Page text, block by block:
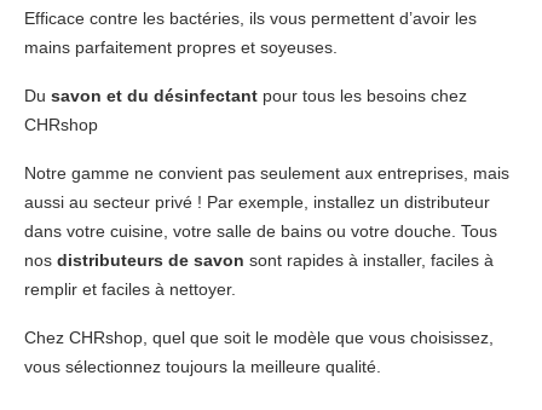
Efficace contre les bactéries, ils vous permettent d’avoir les
mains parfaitement propres et soyeuses.
Du savon et du désinfectant pour tous les besoins chez
CHRshop
Notre gamme ne convient pas seulement aux entreprises, mais
aussi au secteur privé ! Par exemple, installez un distributeur
dans votre cuisine, votre salle de bains ou votre douche. Tous
nos distributeurs de savon sont rapides à installer, faciles à
remplir et faciles à nettoyer.
Chez CHRshop, quel que soit le modèle que vous choisissez,
vous sélectionnez toujours la meilleure qualité.